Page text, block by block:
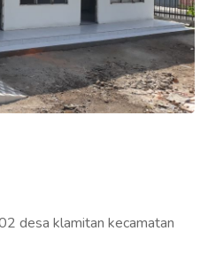
desa klamitan kecamatan